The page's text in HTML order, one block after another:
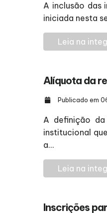
A inclusão das
iniciada nesta
Leia na
Alíquota da
Publicado em
A definição
institucional
a...
Leia na
Inscrições